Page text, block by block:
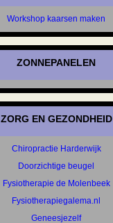
Workshop kaarsen maken
ZONNEPANELEN
ZORG EN GEZONDHEID
Chiropractie Harderwijk
Doorzichtige beugel
Fysiotherapie de Molenbeek
Fysiotherapiegalema.nl
Geneesjezelf